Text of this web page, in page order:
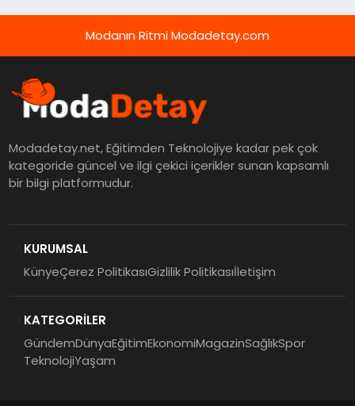
Modanın Ritmi Modadetay.com
Modadetay.net, Eğitimden Teknolojiye kadar pek çok
kategoride güncel ve ilgi çekici içerikler sunan kapsamlı
bir bilgi platformudur.
KURUMSAL
KünyeÇerez PolitikasıGizlilik Politikasıİletişim
KATEGORİLER
GündemDünyaEğitimEkonomiMagazinSağlıkSpor
TeknolojiYaşam